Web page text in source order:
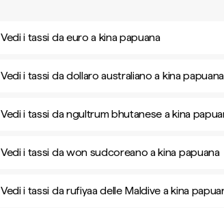
Vedi i tassi da euro a kina papuana
Vedi i tassi da dollaro australiano a kina papuana
Vedi i tassi da ngultrum bhutanese a kina
Vedi i tassi da won sudcoreano a kina papuana
Vedi i tassi da rufiyaa delle Maldive a kina